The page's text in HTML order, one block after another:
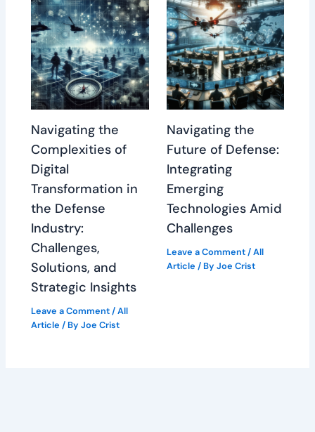
Navigating the
Complexities of
Digital
Transformation in
the Defense
Industry:
Challenges,
Solutions, and
Strategic Insights
Leave a Comment/All
Article / ByJoe Crist
Navigating the
Future of Defense:
Integrating
Emerging
Technologies Amid
Challenges
Leave a Comment /All
Article / By Joe Crist